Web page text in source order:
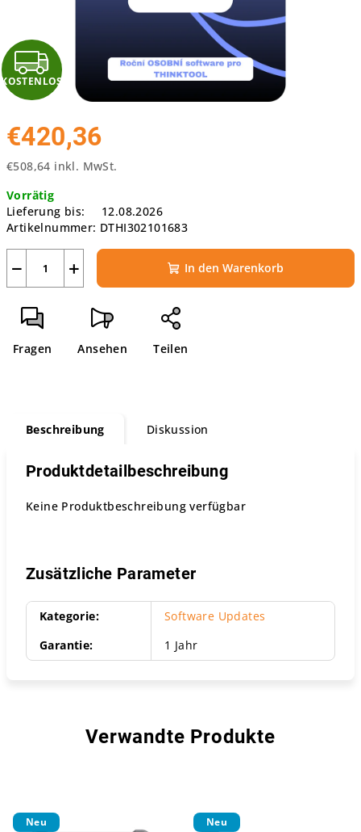
€420,36
€508,64 inkl. MwSt.
Vorrätig
Lieferung bis:
12.08.2026
Artikelnummer: DTHI302101683
+
− In den Warenkorb
Fragen Ansehen Teilen
K
O
S
T
E
N
KOSTENLOS
Beschreibung Diskussion
Produktdetailbeschreibung
Keine Produktbeschreibung verfügbar
Zusätzliche Parameter
Kategorie:
Software Updates
Garantie: 1 Jahr
Verwandte Produkte
Neu
Neu